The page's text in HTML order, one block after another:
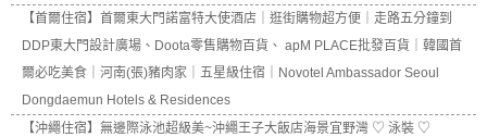
【首爾住宿】首爾東大門諾富特大使酒店｜逛街購物超方便｜走路五分鐘到
DDP東大門設計廣場、Doota零售購物百貨、 apM PLACE批發百貨｜韓國首
爾必吃美食｜河南(張)豬肉家｜五星級住宿｜Novotel Ambassador Seoul
Dongdaemun Hotels & Residences
【沖繩住宿】無邊際泳池超級美~沖繩王子大飯店海景宜野灣 ♡ 泳裝 ♡